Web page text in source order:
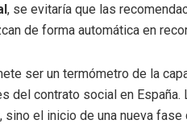
, se evitaría que las
de forma automática en
ser un termómetro de la
del contrato social en
el inicio de una nueva